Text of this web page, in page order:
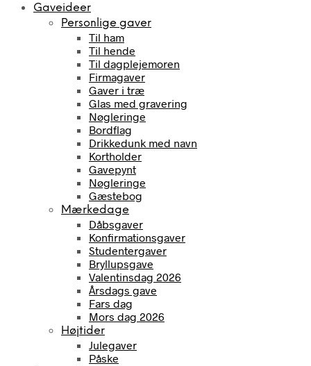
Gaveideer
Personlige gaver
Til ham
Til hende
Til dagplejemoren
Firmagaver
Gaver i træ
Glas med gravering
Nøgleringe
Bordflag
Drikkedunk med navn
Kortholder
Gavepynt
Nøgleringe
Gæstebog
Mærkedage
Dåbsgaver
Konfirmationsgaver
Studentergaver
Bryllupsgave
Valentinsdag 2026
Årsdags gave
Fars dag
Mors dag 2026
Højtider
Julegaver
Påske